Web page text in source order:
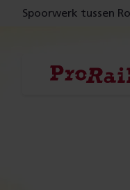
Spoorwerk tussen
Homepage